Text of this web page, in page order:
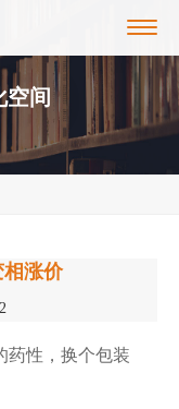
间
涨价
性，换个包装